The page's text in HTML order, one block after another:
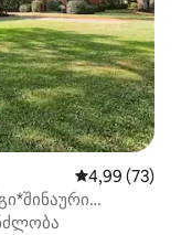
საშუალო
4,99 (73)